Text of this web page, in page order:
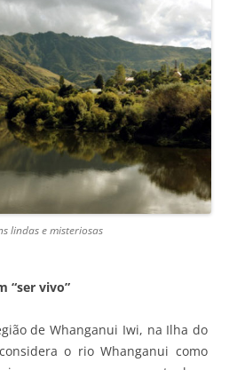
lindas e misteriosas
“ser vivo”
de Whanganui Iwi, na Ilha do
o rio Whanganui como